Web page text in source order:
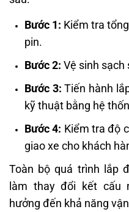
Bước 1: Kiểm tra
pin.
Bước 2: Vệ sinh sạch
Bước 3: Tiến hành
kỹ thuật bằng hệ
Bước 4: Kiểm tra độ
giao xe cho khách
Toàn bộ quá trình lắp
làm thay đổi kết cấu
hưởng đến khả năng